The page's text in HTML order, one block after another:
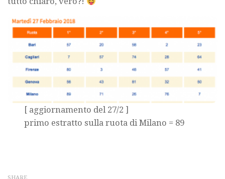
[ aggiornamento del 27/2 ]
primo estratto sulla ruota di Milano = 89
SHARE